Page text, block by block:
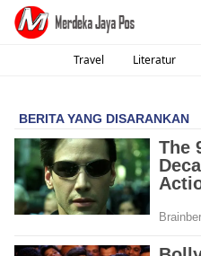
Travel Literatur